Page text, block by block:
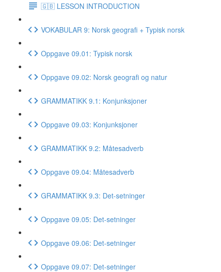
🇬🇧 LESSON INTRODUCTION
VOKABULAR 9: Norsk geografi + Typisk norsk
Oppgave 09.01: Typisk norsk
Oppgave 09.02: Norsk geografi og natur
GRAMMATIKK 9.1: Konjunksjoner
Oppgave 09.03: Konjunksjoner
GRAMMATIKK 9.2: Måtesadverb
Oppgave 09.04: Måtesadverb
GRAMMATIKK 9.3: Det-setninger
Oppgave 09.05: Det-setninger
Oppgave 09.06: Det-setninger
Oppgave 09.07: Det-setninger